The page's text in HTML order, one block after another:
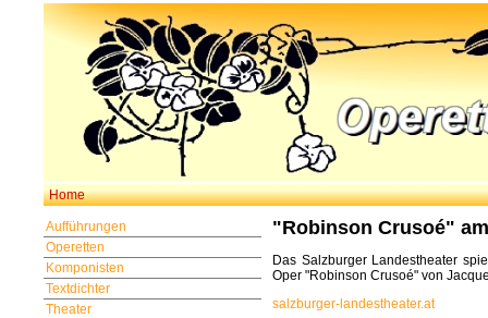
Home
Aufführungen
Operetten
Komponisten
Textdichter
Theater
"Robinson Crusoé"
Das Salzburger Landestheater
Oper "Robinson Crusoé" von
salzburger-landestheater.at